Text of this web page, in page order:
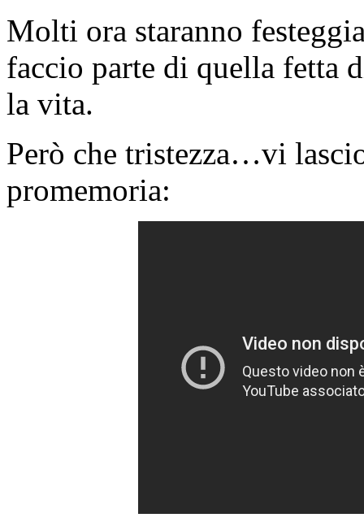
Molti ora staranno
faccio parte di quella fetta
la vita.
Però che tristezza…vi
promemoria: